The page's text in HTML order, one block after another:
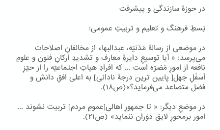
در حوزۀ سازندگی و پیشرفت
بَسطِ فرهنگ و تعلیم و تربیتِ عمومی:
در موضعی از رسالۀ مَدَنیّه، عبدالبهاء از مخالفانِ اصلاحات
می‌پرسد: « آیا توسیعِ دایرۀِ معارف و تشدیدِ ارکانِ فنون و علومِ
نافعه از امورِ مُضرّه است ... که افرادِ هیاتِ اجتماعیّه را از حیّزِ
اَسفَلِ جهل[ پایین ترین درجۀ نادانی] به اعلیٰ افقِ دانش و
فضل متصاعد می‌فرماید؟»(ص۱۸).
در موضعِ دیگر: « تا جمهورِ اهالی[عمومِ مردم] تربیت نشوند ...
امور برمحورِ لایق دَوَران ننماید» (ص۲۱).